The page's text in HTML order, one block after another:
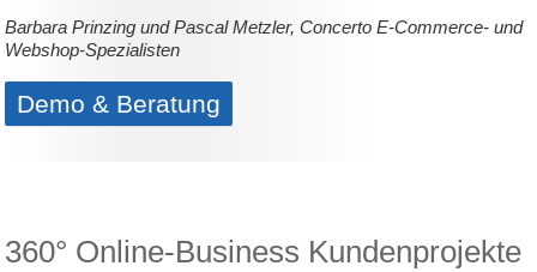
Barbara Prinzing und Pascal Metzler, Concerto E-Commerce- und
Webshop-Spezialisten
Demo & Beratung
360° Online-Business Kundenprojekte